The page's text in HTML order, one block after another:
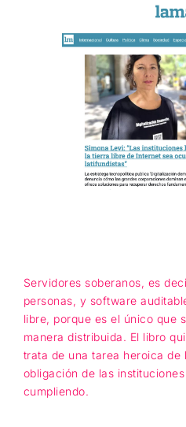
Servidores soberanos, es
personas, y software
libre, porque es el único que
manera distribuida. El libro
trata de una tarea heroica de
obligación de las
cumpliendo.